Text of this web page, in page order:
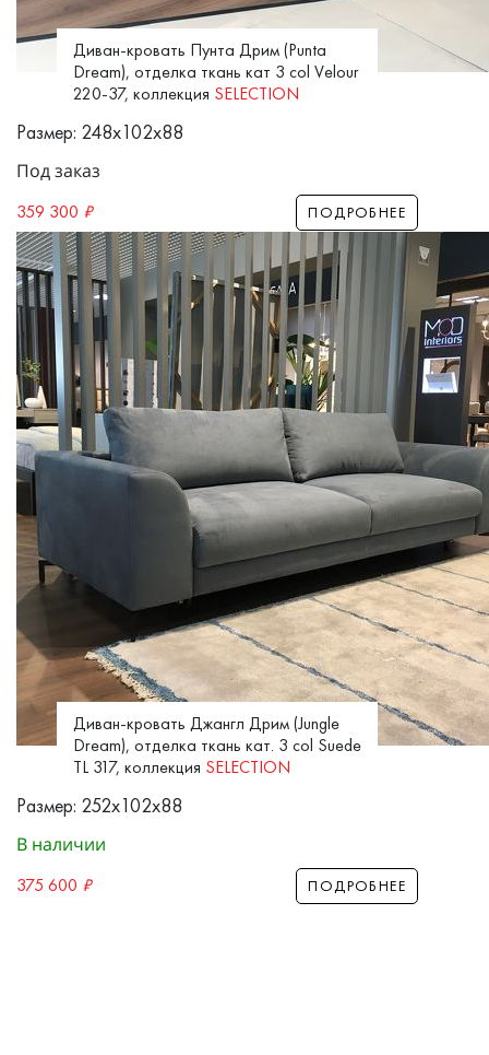
Диван-кровать Пунта Дрим (Punta
Dream), отделка ткань кат 3 col Velour
220-37, коллекция SELECTION
Размер: 248x102x88
Под заказ
359 300 ₽ ПОДРОБНЕЕ
Диван-кровать Джангл Дрим (Jungle
Dream), отделка ткань кат. 3 col Suede
TL 317, коллекция SELECTION
Размер: 252x102x88
В наличии
375 600 ₽ ПОДРОБНЕЕ